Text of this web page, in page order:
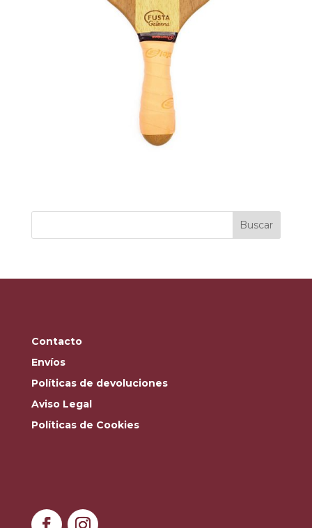
Buscar
Contacto
Envíos
Políticas de devoluciones
Aviso Legal
Políticas de Cookies